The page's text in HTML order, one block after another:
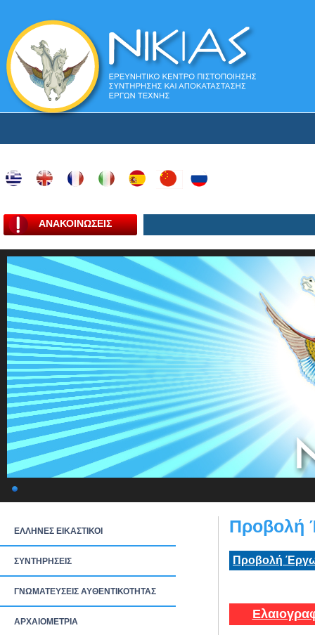
ΑΝΑΚΟΙΝΩΣΕΙΣ
ΕΛΛΗΝΕΣ ΕΙΚΑΣΤΙΚΟΙ
ΣΥΝΤΗΡΗΣΕΙΣ
ΓΝΩΜΑΤΕΥΣΕΙΣ ΑΥΘΕΝΤΙΚΟΤΗΤΑΣ
ΑΡΧΑΙΟΜΕΤΡΙΑ
Προβολή
Προβολή